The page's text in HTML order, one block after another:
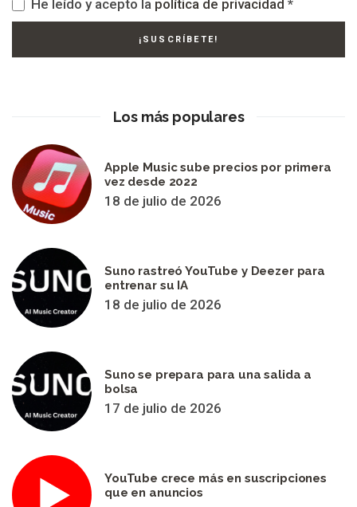
He leído y acepto la política de privacidad *
Los más populares
Apple Music sube precios por primera
vez desde 2022
18 de julio de 2026
Suno rastreó YouTube y Deezer para
entrenar su IA
18 de julio de 2026
Suno se prepara para una salida a
bolsa
17 de julio de 2026
YouTube crece más en suscripciones
que en anuncios